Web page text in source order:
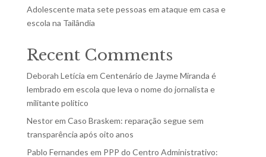
Adolescente mata sete pessoas em ataque em casa e
escola na Tailândia
Recent Comments
Deborah Letícia em Centenário de Jayme Miranda é
lembrado em escola que leva o nome do jornalista e
militante político
Nestorem Caso Braskem: reparação segue sem
transparência após oito anos
Pablo Fernandes em PPP do Centro Administrativo: